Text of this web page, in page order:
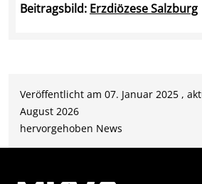
Beitragsbild: Erzdiözese Salzburg
Veröffentlicht am 07. Januar 2025 ,
August 2026
hervorgehoben News